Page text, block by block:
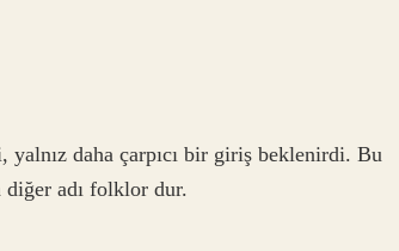
daha çarpıcı bir giriş beklenirdi. Bu
adı folklor dur.